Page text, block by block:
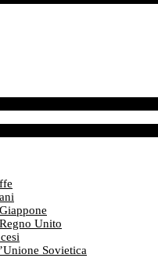
Unito
Sovietica